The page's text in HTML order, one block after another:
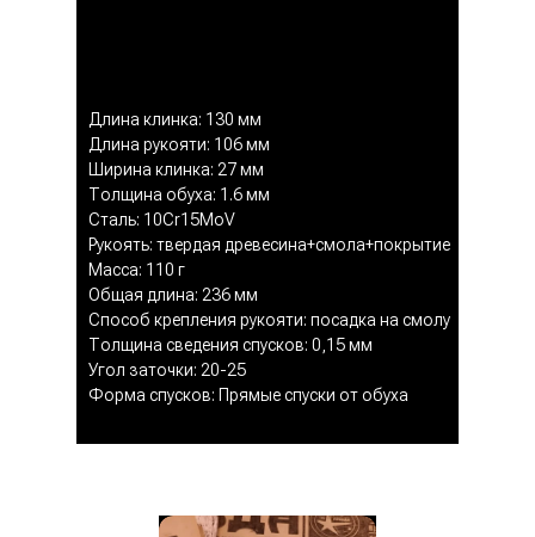
Длина клинка: 130 мм
Длина рукояти: 106 мм
Ширина клинка: 27 мм
Толщина обуха: 1.6 мм
Сталь: 10Cr15MoV
Рукоять: твердая древесина+смола+покрытие
Масса: 110 г
Общая длина: 236 мм
Способ крепления рукояти: посадка на смолу
Толщина сведения спусков: 0,15 мм
Угол заточки: 20-25
Форма спусков: Прямые спуски от обуха